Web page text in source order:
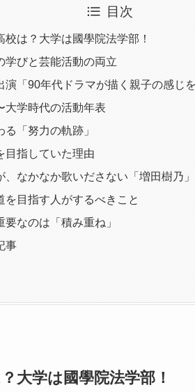
目次
校は？大学は國學院法学部！
学びと芸能活動の両立
演「90年代ドラマが描く親子の感じを
大学時代の活動年表
「努力の軌跡」
目指していた理由
、なかなか歌いださない「増田樹乃」
を目指す人がするべきこと
なのは「積み重ね」
事
大学は國學院法学部！